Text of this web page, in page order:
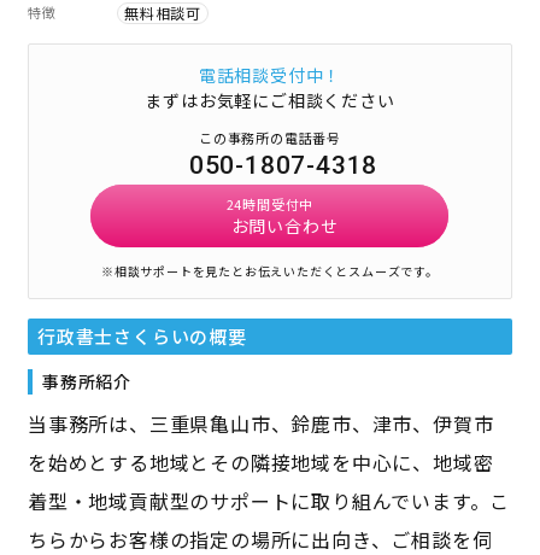
特徴 無料相談可
電話相談受付中！
まずはお気軽にご相談ください
この事務所の電話番号
050-1807-4318
24時間受付中
お問い合わせ
※相談サポートを見たとお伝えいただくとスムーズです。
行政書士さくらいの概要
事務所紹介
当事務所は、三重県亀山市、鈴鹿市、津市、伊賀市
を始めとする地域とその隣接地域を中心に、地域密
着型・地域貢献型のサポートに取り組んでいます。こ
ちらからお客様の指定の場所に出向き、ご相談を伺